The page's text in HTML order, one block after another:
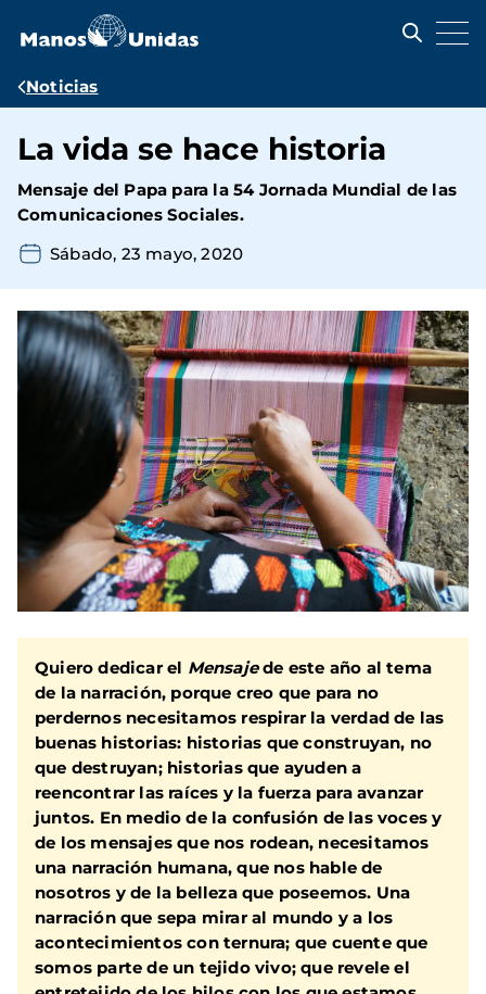
contenido
Ruta
navegación
Noticias
La vida se hace historia
Mensaje del Papa para la 54 Jornada Mundial de las
Comunicaciones Sociales.
Sábado, 23 mayo, 2020
Quiero dedicar el Mensajede este año al tema
de la narración, porque creo que para no
perdernos necesitamos respirar la verdad de las
buenas historias: historias que construyan, no
que destruyan; historias que ayuden a
reencontrar las raíces y la fuerza para avanzar
juntos. En medio de la confusión de las voces y
de los mensajes que nos rodean, necesitamos
una narración humana, que nos hable de
nosotros y de la belleza que poseemos. Una
narración que sepa mirar al mundo y a los
acontecimientos con ternura; que cuente que
somos parte de un tejido vivo; que revele el